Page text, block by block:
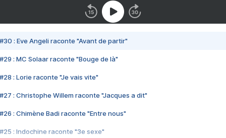
#30 : Eve Angeli raconte "Avant de partir"
#29 : MC Solaar raconte "Bouge de là"
#28 : Lorie raconte "Je vais vite"
#27 : Christophe Willem raconte "Jacques a dit"
#26 : Chimène Badi raconte "Entre nous"
#25 : Indochine raconte "3e sexe"